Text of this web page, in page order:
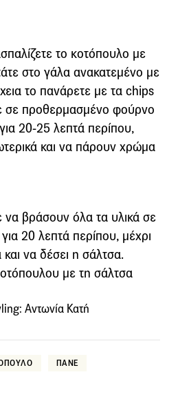
το κοτόπουλο με
στο γάλα ανακατεμένο με
το πανάρετε με τα chips
σε προθερμασμένο φούρνο
20-25 λεπτά περίπου,
και να πάρουν χρώμα
να βράσουν όλα τα υλικά σε
20 λεπτά περίπου, μέχρι
να δέσει η σάλτσα.
με τη σάλτσα
Αντωνία Κατή
ΠΑΝΕ